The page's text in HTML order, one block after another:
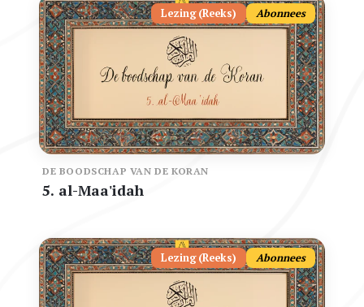
Lezing (Reeks) Abonnees
DE BOODSCHAP VAN DE KORAN
5. al-Maa'idah
Lezing (Reeks) Abonnees